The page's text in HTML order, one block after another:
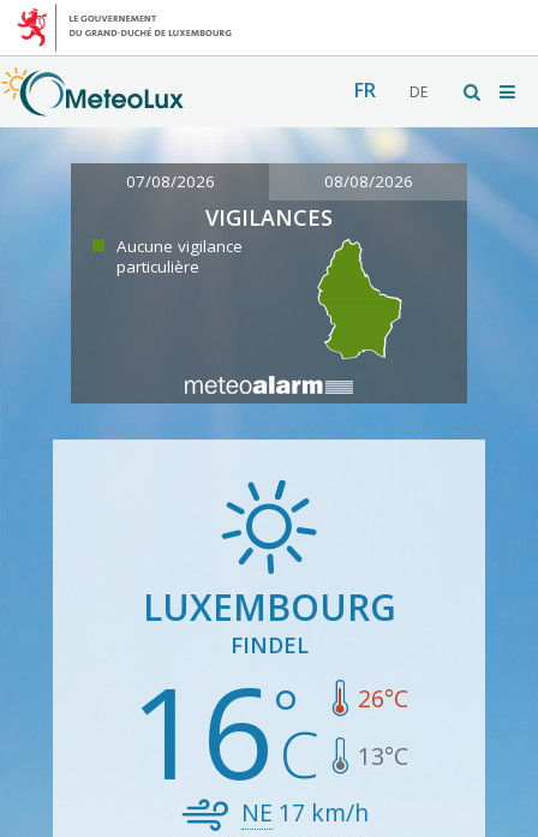
FR DE
07/08/2026 08/08/2026
VIGILANCES
Aucune vigilance
particulière
LUXEMBOURG
FINDEL
16 26°C
13°C
NE 17 km/h